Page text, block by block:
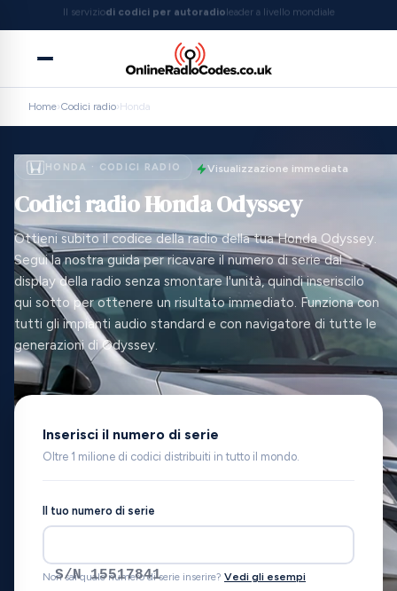
Scelto da oltre 1.000.000di clienti
Home›Codici radio›Honda
HONDA · CODICI RADIO Visualizzazione immediata
Codici radio Honda Odyssey
Ottieni subito il codice della radio della tua Honda Odyssey.
Segui la nostra guida per ricavare il numero di serie dal
display della radio senza smontare l'unità, quindi inseriscilo
qui sotto per ottenere un risultato immediato. Funziona con
tutti gli impianti audio standard e con navigatore di tutte le
generazioni di Odyssey.
Inserisci il numero di serie
Oltre 1 milione di codici distribuiti in tutto il mondo.
Il tuo numero di serie
S/N 15517841
Non sai quale numero di serie inserire? Vedi gli esempi